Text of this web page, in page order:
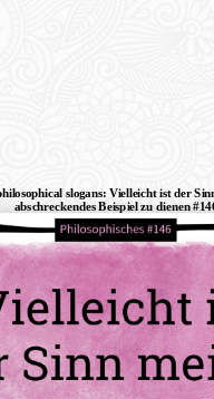
slogans: Vielleicht ist der
abschreckendes Beispiel zu dienen